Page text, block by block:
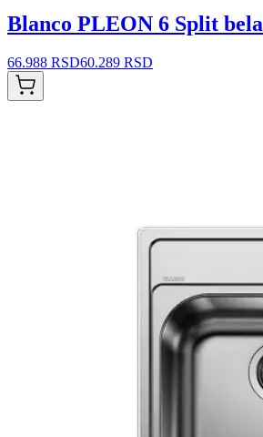
Blanco PLEON 6 Split
66.988 RSD60.289 RSD